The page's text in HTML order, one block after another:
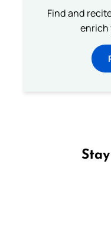
Find and
enrich